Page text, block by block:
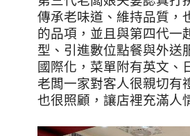
傳承老味道、維持品質，
的品項，並且與第四代一
型、引進數位點餐與外送
國際化，菜單附有英文、
老闆一家對客人很親切有
也很照顧，讓店裡充滿人